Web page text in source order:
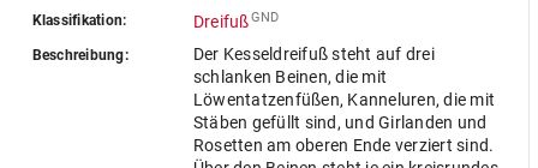
Klassifikation: DreifußGND
Beschreibung:
Der Kesseldreifuß steht auf drei
schlanken Beinen, die mit
Löwentatzenfüßen, Kanneluren, die mit
Stäben gefüllt sind, und Girlanden und
Rosetten am oberen Ende verziert sind.